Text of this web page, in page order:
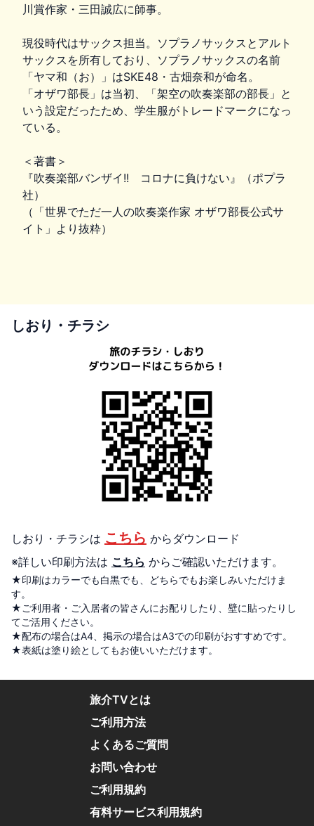
川賞作家・三田誠広に師事。
現役時代はサックス担当。ソプラノサックスとアルト
サックスを所有しており、ソプラノサックスの名前
「ヤマ和（お）」はSKE48・古畑奈和が命名。
「オザワ部長」は当初、「架空の吹奏楽部の部長」と
いう設定だったため、学生服がトレードマークになっ
ている。
＜著書＞
『吹奏楽部バンザイ!! コロナに負けない』（ポプラ
社）
（「世界でただ一人の吹奏楽作家 オザワ部長公式サ
イト」より抜粋）
しおり・チラシ
しおり・チラシは こちら からダウンロード
※詳しい印刷方法は こちら からご確認いただけます。
★印刷はカラーでも白黒でも、どちらでもお楽しみいただけま
す。
★ご利用者・ご入居者の皆さんにお配りしたり、壁に貼ったりし
てご活用ください。
★配布の場合はA4、掲示の場合はA3での印刷がおすすめです。
★表紙は塗り絵としてもお使いいただけます。
旅介TVとは
ご利用方法
よくあるご質問
お問い合わせ
ご利用規約
有料サービス利用規約